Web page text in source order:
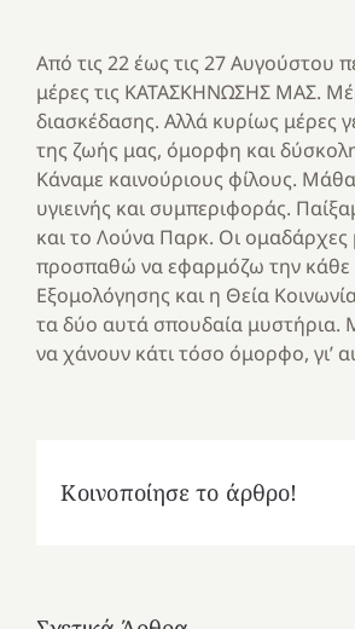
Από τις 22 έως τις 27 Αυγούστου
μέρες τις ΚΑΤΑΣΚΗΝΩΣΗΣ ΜΑΣ.
διασκέδασης. Αλλά κυρίως μέρες
της ζωής μας, όμορφη και
Κάναμε καινούριους φίλους.
υγιεινής και συμπεριφοράς.
και το Λούνα Παρκ. Οι ομαδάρχες
προσπαθώ να εφαρμόζω την
Εξομολόγησης και η Θεία
τα δύο αυτά σπουδαία μυστήρια.
να χάνουν κάτι τόσο όμορφο, γι’
Κοινοποίησε το άρθρο!